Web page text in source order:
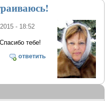
2015 - 18:52
тебе!
ответить